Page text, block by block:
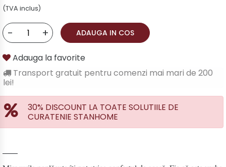
(TVA inclus)
- + ADAUGA IN COS
Adauga la favorite
Transport gratuit pentru comenzi mai mari de 200
lei!
30% DISCOUNT LA TOATE SOLUTIILE DE
CURATENIE STANHOME